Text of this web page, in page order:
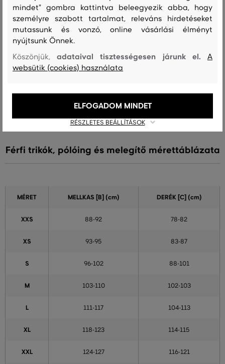
A méret egy kicsit kisebb, mint
amit viselek
0
A méret megegyezik az általam
szokásosan viselt mérettel
A méret egy kicsit nagyobb, mint
Férfi trikók, pólóing és melegítő mérettáblázata
MÉRET MELLKAS [B] (cm) DERÉK [C] (cm)
XXS 88-92 78-82
XS 93-95 83-87
S 96-102 88-101
M 103-110 102-103
L 111-117 104-113
XL 118-123 114-115
XXL 124-127 116-121
mindet" gombra kattintva beleegyezik abba, hogy
személyre szabott tartalmat, releváns hirdetéseket
mutassunk és vonzó, online vásárlási élményt
nyújtsunk Önnek.
Köszönjük,adataival tisztességesen járunk el.A
websütik (cookies) használata
RÉSZLETES BEÁLLÍTÁSOK
ELFOGADOM MINDET